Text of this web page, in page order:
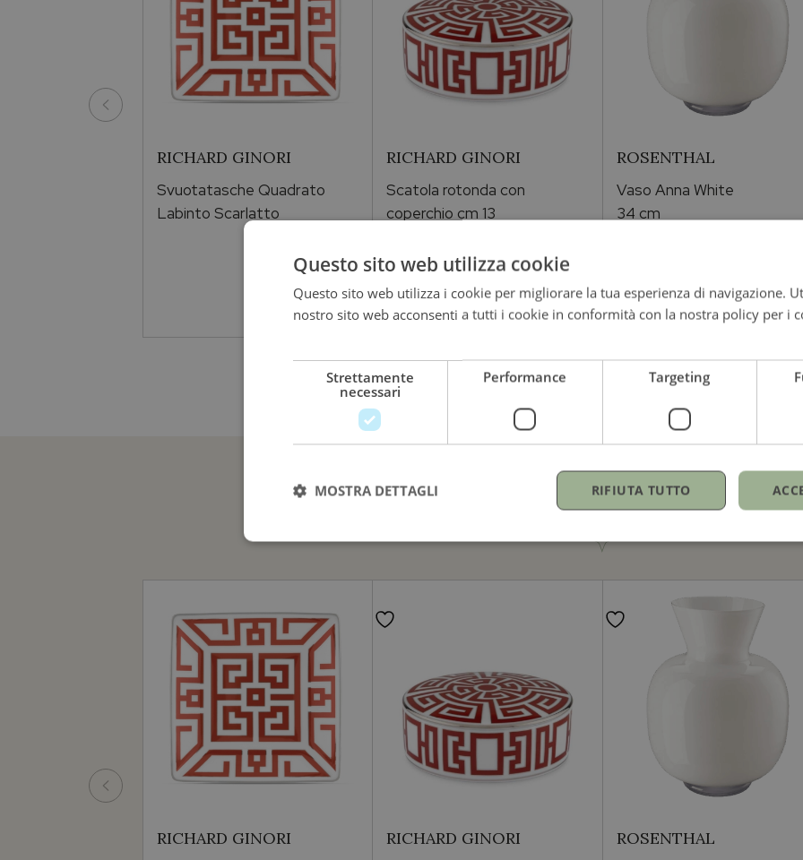
RICHARD GINORI
Svuotatasche Quadrato
Labinto Scarlatto
130,00€
RICHARD GINORI
Scatola rotonda con
coperchio cm 13
180,00€
ROSENTHAL
Vaso Anna White
34 cm
195,00 €
GUARDA ANCHE
RICHARD GINORI RICHARD GINORI ROSENTHAL
Questo sito web utilizza cookie
Questo sito web utilizza i cookie per migliorare la tua esperienza di navigazione.
nostro sito web acconsenti a tutti i cookie in conformità con la nostra policy per i
Strettamente
necessari
Performance Targeting
RIFIUTA TUTTO
MOSTRA DETTAGLI